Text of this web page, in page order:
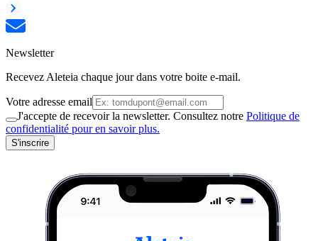
Newsletter
Recevez Aleteia chaque jour dans votre boite e-mail.
Votre adresse email
J'accepte de recevoir la newsletter. Consultez notre Politique de
confidentialité pour en savoir plus.
S'inscrire